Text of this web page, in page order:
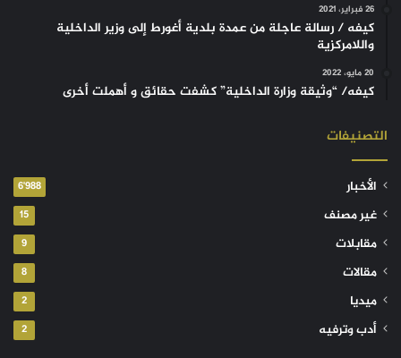
26 فبراير، 2021
كيفه / رسالة عاجلة من عمدة بلدية أغورط إلى وزير الداخلية
واللامركزية
20 مايو، 2022
كيفه/ “وثيقة وزارة الداخلية” كشفت حقائق و أهملت أخرى
التصنيفات
الأخبار 6٬988
غير مصنف 15
مقابلات 9
مقالات 8
ميديا 2
أدب وترفيه 2